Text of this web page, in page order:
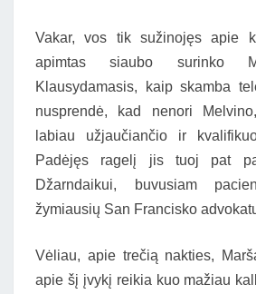
Vakar, vos tik sužinojęs apie
apimtas siaubo surinko
Klausydamasis, kaip skamba
nusprendė, kad nenori
labiau užjaučiančio ir
Padėjęs ragelį jis tuoj pat
Džarndaikui, buvusiam
žymiausių San Francisko
Vėliau, apie trečią nakties,
apie šį įvykį reikia kuo mažiau